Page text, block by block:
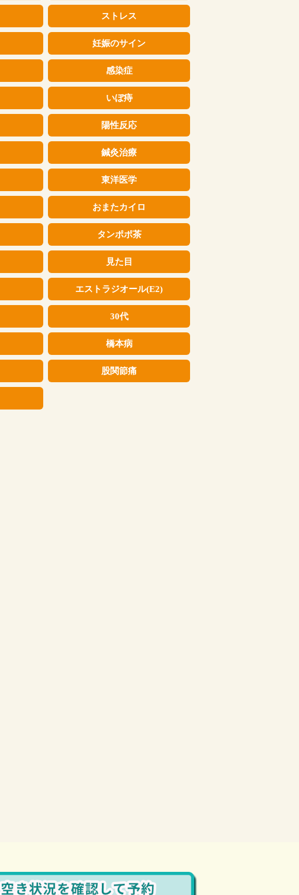
ストレス
妊娠のサイン
感染症
いぼ痔
陽性反応
鍼灸治療
東洋医学
おまたカイロ
タンポポ茶
見た目
エストラジオール(E2)
30代
橋本病
股関節痛